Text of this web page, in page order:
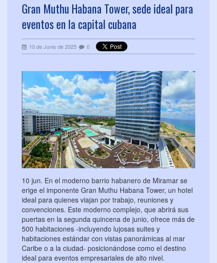
Gran Muthu Habana Tower, sede ideal para
eventos en la capital cubana
10 de Junio de 2025 0
10 jun. En el moderno barrio habanero de Miramar se
erige el imponente Gran Muthu Habana Tower, un hotel
ideal para quienes viajan por trabajo, reuniones y
convenciones. Este moderno complejo, que abrirá sus
puertas en la segunda quincena de junio, ofrece más de
500 habitaciones -incluyendo lujosas suites y
habitaciones estándar con vistas panorámicas al mar
Caribe o a la ciudad- posicionándose como el destino
ideal para eventos empresariales de alto nivel.